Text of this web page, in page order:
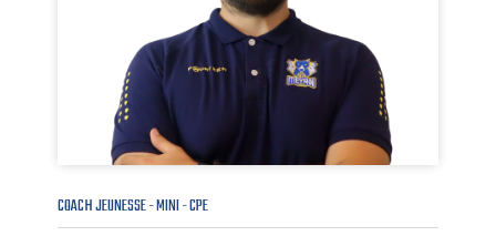
COACH JEUNESSE - MINI - CPE